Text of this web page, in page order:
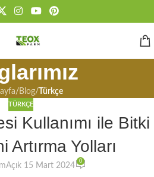
/ Blog/ Türkçe
TÜRKÇE
Kullanımı ile Bitki
Artırma Yolları
Açık 15 Mart 2024
0